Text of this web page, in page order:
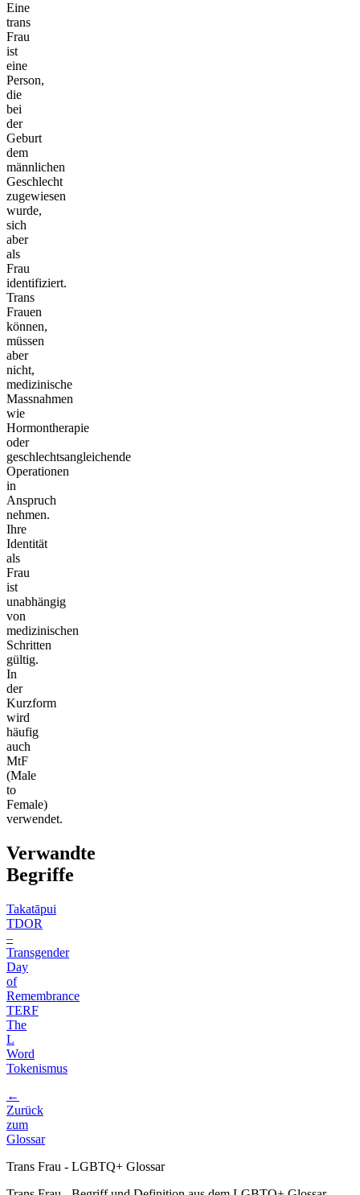
Eine
trans
Frau
ist
eine
Person,
die
bei
der
Geburt
dem
männlichen
Geschlecht
zugewiesen
wurde,
sich
aber
als
Frau
identifiziert.
Trans
Frauen
können,
müssen
aber
nicht,
medizinische
Massnahmen
wie
Hormontherapie
oder
geschlechtsangleichende
Operationen
in
Anspruch
nehmen.
Ihre
Identität
als
Frau
ist
unabhängig
von
medizinischen
Schritten
gültig.
In
der
Kurzform
wird
häufig
auch
MtF
(Male
to
Female)
verwendet.
Verwandte
Begriffe
Takatāpui
TDOR
–
Transgender
Day
of
Remembrance
TERF
The
L
Word
Tokenismus
←
Zurück
zum
Glossar
Trans Frau - LGBTQ+ Glossar